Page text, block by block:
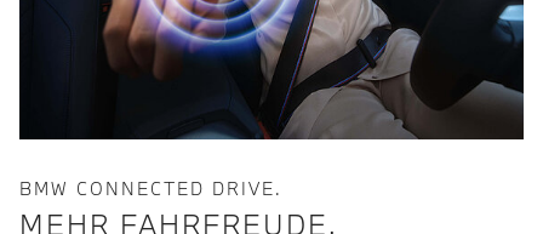
BMW CONNECTED DRIVE.
MEHR FAHRFREUDE.